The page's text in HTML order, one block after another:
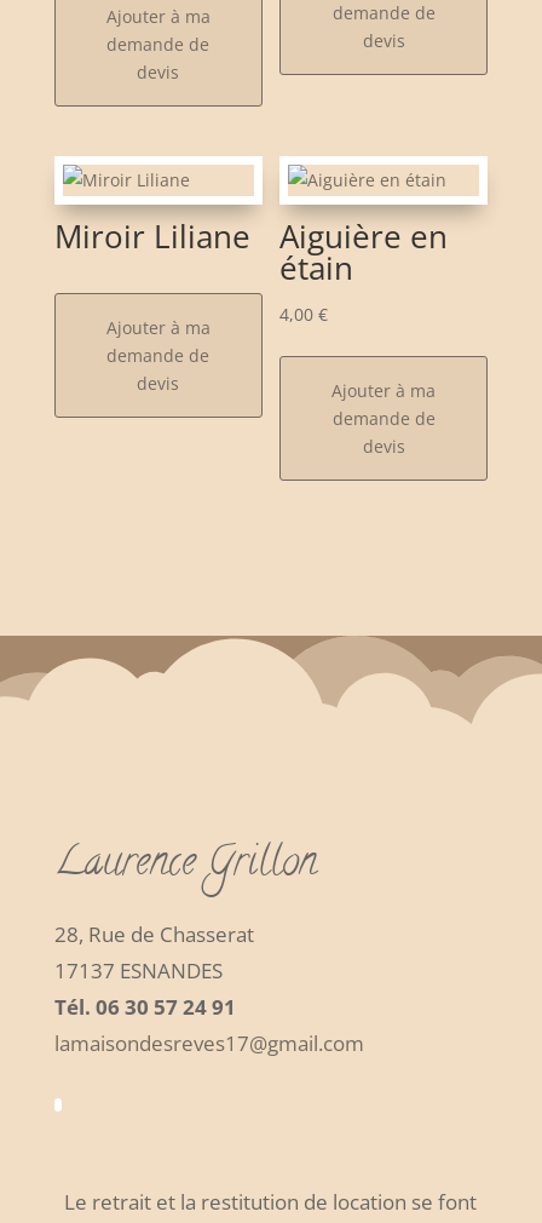
Ajouter à ma
demande de
devis
demande de
devis
Miroir Liliane
Ajouter à ma
demande de
devis
Aiguière en
étain
4,00€
Ajouter à ma
demande de
devis
Laurence Grillon
28, Rue de Chasserat
17137 ESNANDES
Tél. 06 30 57 24 91
lamaisondesreves17@gmail.com
Le retrait et la restitution de location se font